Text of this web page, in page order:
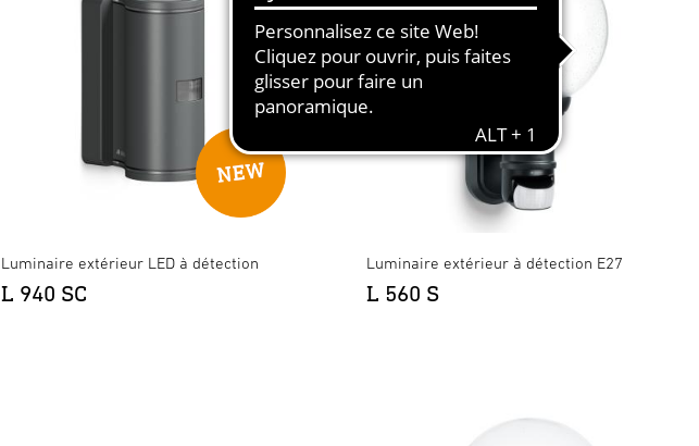
Luminaire extérieur LED à détection
L 940 SC
Luminaire extérieur à détection E27
L 560 S